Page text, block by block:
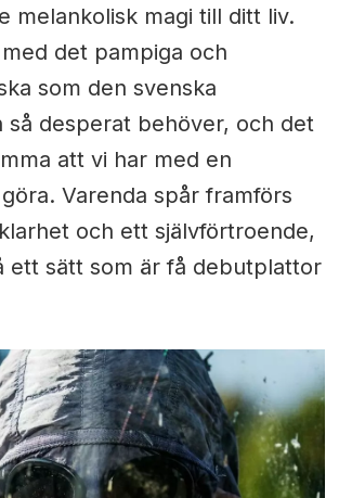
melankolisk magi till ditt liv.
det pampiga och
som den svenska
så desperat behöver, och det
att vi har med en
Varenda spår framförs
och ett självförtroende,
ett sätt som är få debutplattor